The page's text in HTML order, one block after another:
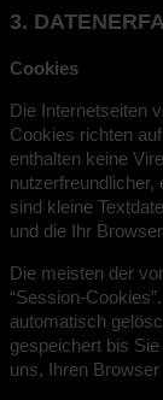
3.
Cookies
Die Internetseiten
Cookies richten
enthalten keine
sind kleine
und die Ihr
Die meisten der
“Session-
automatisch
gespeichert bis
uns, Ihren